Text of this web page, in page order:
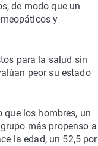
de modo que un
y
para la salud sin
peor su estado
que los hombres, un
más propenso a
la edad, un 52,5 por